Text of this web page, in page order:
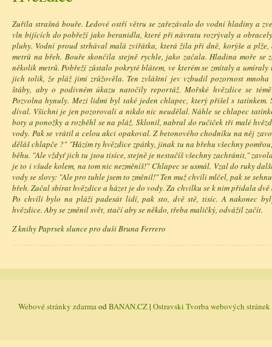
Zuřila strašná bouře. Ledové ostří větru se zařezávalo do vodní hladiny a
vln bijících do pobřeží jako beranidla, které při návratu rozrývaly a
pluhy. Vodní proud strhával malá zvířátka, která žila při dně, korýše a plže,
metrů na břeh. Bouře skončila stejně rychle, jako začala. Hladina moře
několik metrů. Pobřeží zůstalo pokryté blátem, ve kterém se zmítaly a
jich tolik, že pláž jimi zrůžověla. Ten zvláštní jev vzbudil pozornost
štáby, aby o podivném úkazu natočily reportáž. Mořské hvězdice se
Pozvolna hynuly. Mezi lidmi byl také jeden chlapec, který přišel s tatínkem.
díval. Všichni je jen pozorovali a nikdo nic neudělal. Náhle se chlapec
boty a ponožky a rozběhl se na pláž. Sklonil, nabral do ručiček tři malé
vody. Pak se vrátil a celou akci opakoval. Z betonového chodníku na něj
děláš chlapče ?" "Házím ty hvězdice zpátky, jinak tu na břehu všechny
běhu. "Ale vždyť jich tu jsou tisíce, stejně je nestačíš všechny zachránit,"
je to i všude kolem, na tom nic nezměníš!" Chlapec se usmál. Vzal do ruky
vody se slovy: "Ale pro tuhle jsem to změnil!" Ten muž chvíli mlčel, pak se
břeh. Začal sbírat hvězdice a házet je do vody. Za chvilku se k nim přidala
Po chvíli bylo na pláži padesát lidí, pak sto, dvě stě, tisíc. A nakonec
hvězdice. Aby se změnil svět, stačí aby se někdo, třeba maličký, odvážil začít.
Z knihy Paprsek slunce pro duši Bruna Ferrero
Webové stránky zdarmaod BANAN.CZ| Ostravski Tvorba webových stránek